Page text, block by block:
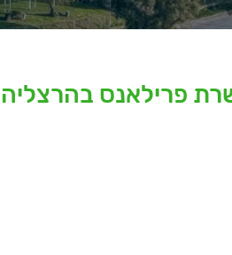
פרילאנס בהרצליה